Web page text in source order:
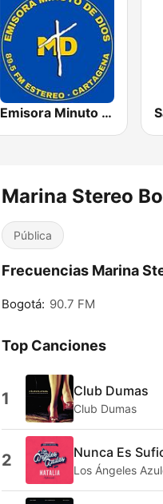
Emisora Minuto de Dios Cartagena
Marina Stereo
Pública
Frecuencias Marina
Bogotá: 90.7 FM
Top Canciones
1 Club Dumas
Club Dumas
2 Nunca Es
Los Ángeles